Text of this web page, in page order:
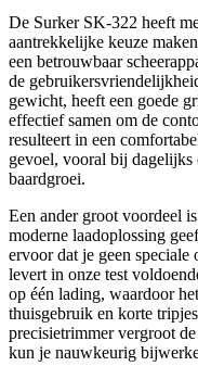
De Surker SK-322 heeft
aantrekkelijke keuze
een betrouwbaar
de
gewicht, heeft een goede
effectief samen om de
resulteert in een
gevoel, vooral bij dagelijks
baardgroei.
Een ander groot voordeel
moderne laadoplossing
ervoor dat je geen speciale
levert in onze test
op één lading, waardoor
thuisgebruik en korte
precisietrimmer vergroot
kun je nauwkeurig